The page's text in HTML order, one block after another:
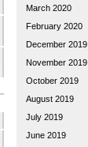
March 2020
February 2020
December 2019
November 2019
October 2019
August 2019
July 2019
June 2019